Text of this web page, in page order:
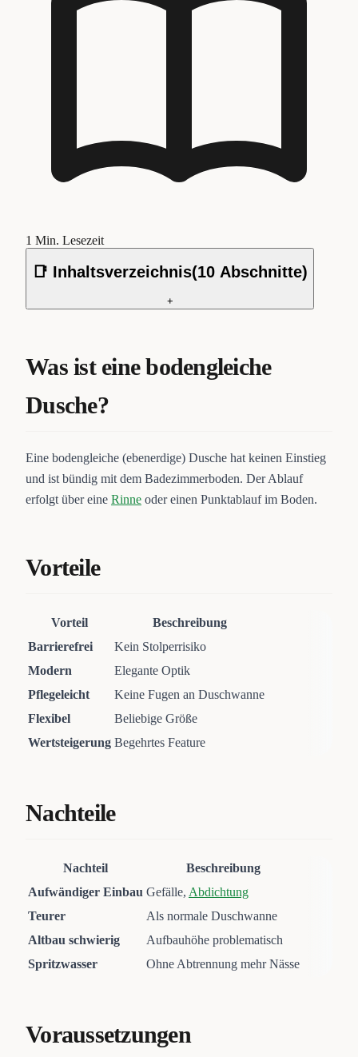
1 Min. Lesezeit
📑 Inhaltsverzeichnis(10 Abschnitte)
+
Was ist eine bodengleiche
Dusche?
Eine bodengleiche (ebenerdige) Dusche hat keinen Einstieg
und ist bündig mit dem Badezimmerboden. Der Ablauf
erfolgt über eine Rinne oder einen Punktablauf im Boden.
Vorteile
Vorteil
Beschreibung
Barrierefrei
Kein Stolperrisiko
Modern
Elegante Optik
Pflegeleicht
Keine Fugen an Duschwanne
Flexibel
Beliebige Größe
Wertsteigerung Begehrtes Feature
Nachteile
Nachteil
Beschreibung
Aufwändiger Einbau Gefälle, Abdichtung
Teurer
Als normale Duschwanne
Altbau schwierig
Aufbauhöhe problematisch
Spritzwasser
Ohne Abtrennung mehr Nässe
Voraussetzungen